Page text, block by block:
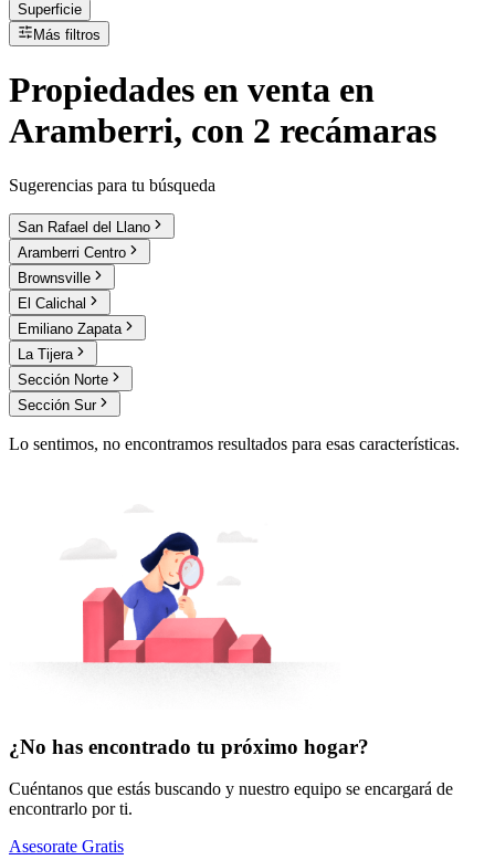
Superficie
Más filtros
Propiedades en venta en
Aramberri, con 2 recámaras
Sugerencias para tu búsqueda
San Rafael del Llano
Aramberri Centro
Brownsville
El Calichal
Emiliano Zapata
La Tijera
Sección Norte
Sección Sur
Lo sentimos, no encontramos resultados para esas características.
¿No has encontrado tu próximo hogar?
Cuéntanos que estás buscando y nuestro equipo se encargará de
encontrarlo por ti.
Asesorate Gratis